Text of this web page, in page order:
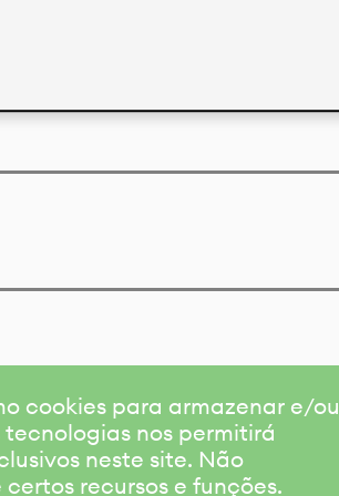
cookies para armazenar e/ou
nos permitirá
neste site. Não
recursos e funções.